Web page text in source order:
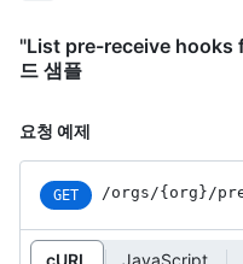
"List pre-receive hooks
드 샘플
요청 예제
GET /orgs/{org}/
cURL JavaScript